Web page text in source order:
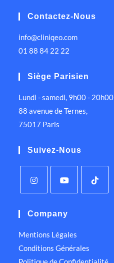
Contactez-Nous
info@cliniqeo.com
01 88 84 22 22
Siège Parisien
Lundi - samedi, 9h00 - 20h00
88 avenue de Ternes,
75017 Paris
Suivez-Nous
Company
Mentions Légales
Conditions Générales